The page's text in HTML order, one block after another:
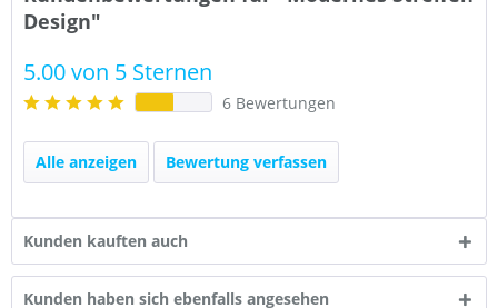
Design"
5.00 von 5 Sternen
6 Bewertungen
Alle anzeigen Bewertung verfassen
Kunden kauften auch
Kunden haben sich ebenfalls angesehen